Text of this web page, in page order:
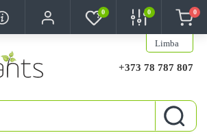
Limba
0 0 0
+373 78 787 807